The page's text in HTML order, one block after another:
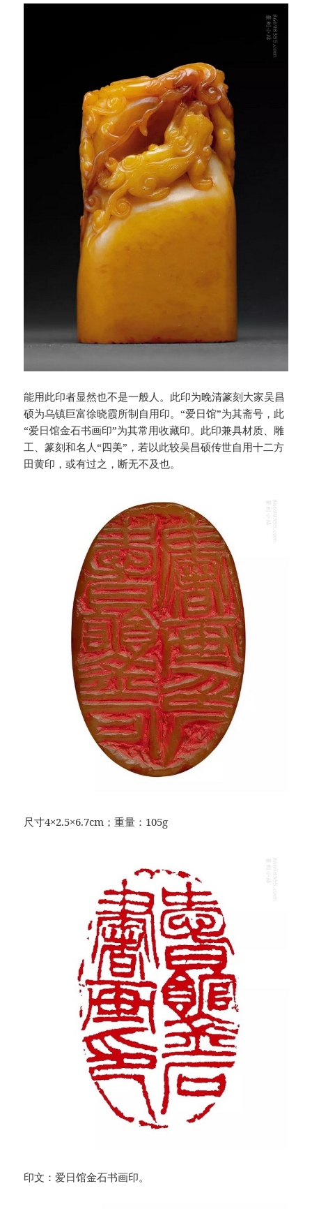
能用此印者显然也不是一般人。此印为晚清篆刻大家吴昌
硕为乌镇巨富徐晓霞所制自用印。“爱日馆”为其斋号，此
“爱日馆金石书画印”为其常用收藏印。此印兼具材质、雕
工、篆刻和名人“四美”，若以此较吴昌硕传世自用十二方
田黄印，或有过之，断无不及也。
尺寸4×2.5×6.7cm；重量：105g
印文：爱日馆金石书画印。